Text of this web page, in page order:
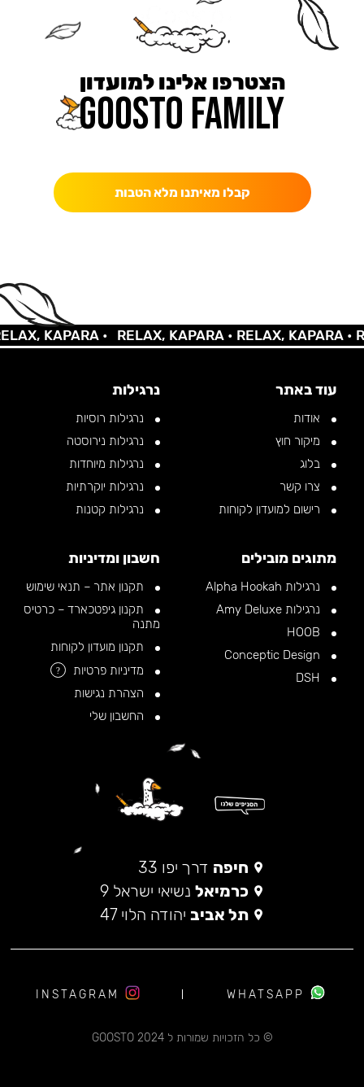
הצטרפו אלינו למועדון
קבלו מאיתנו מלא הטבות
KAPARA • RELAX, KAPARA •RELAX, KAPARA •
עוד באתר
אודות
מיקור חוץ
בלוג
צרו קשר
רישום למועדון לקוחות
נרגילות
נרגילות רוסיות
נרגילות נירוסטה
נרגילות מיוחדות
נרגילות יוקרתיות
נרגילות קטנות
מתוגים מובילים
נרגילות Alpha Hookah
נרגילות Amy Deluxe
חשבון ומדיניות
תקנון אתר – תנאי שימוש
תקנון גיפטכארד – כרטיס
מתנה
תקנון מועדון לקוחות
מדיניות פרטיות
?
הצהרת נגישות
החשבון שלי
חיפה דרך יפו 33
כרמיאל נשיאי ישראל 9
תל אביב יהודה הלוי 47
© כל הזכויות שמורות ל 2024 GOOSTO
WHATSAPP
INSTAGRAM